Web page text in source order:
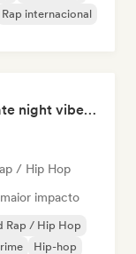
Rap internacional
RapStars - Hip-Hop for late night vibes (by Music Outsider)
/ Hip Hop
impacto
Rap / Hip Hop
Hip-hop